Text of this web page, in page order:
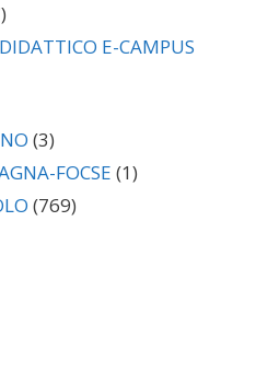
E-CAMPUS
(3)
FOCSE (1)
(769)